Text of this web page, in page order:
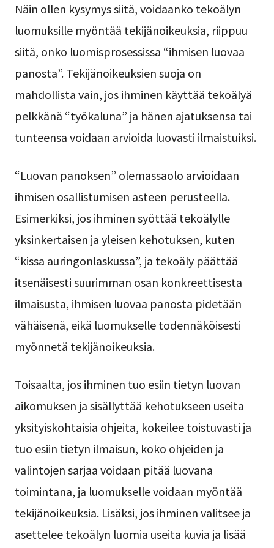
Näin ollen kysymys siitä, voidaanko tekoälyn
luomuksille myöntää tekijänoikeuksia, riippuu
siitä, onko luomisprosessissa “ihmisen luovaa
panosta”. Tekijänoikeuksien suoja on
mahdollista vain, jos ihminen käyttää tekoälyä
pelkkänä “työkaluna” ja hänen ajatuksensa tai
tunteensa voidaan arvioida luovasti ilmaistuiksi.
“Luovan panoksen” olemassaolo arvioidaan
ihmisen osallistumisen asteen perusteella.
Esimerkiksi, jos ihminen syöttää tekoälylle
yksinkertaisen ja yleisen kehotuksen, kuten
“kissa auringonlaskussa”, ja tekoäly päättää
itsenäisesti suurimman osan konkreettisesta
ilmaisusta, ihmisen luovaa panosta pidetään
vähäisenä, eikä luomukselle todennäköisesti
myönnetä tekijänoikeuksia.
Toisaalta, jos ihminen tuo esiin tietyn luovan
aikomuksen ja sisällyttää kehotukseen useita
yksityiskohtaisia ohjeita, kokeilee toistuvasti ja
tuo esiin tietyn ilmaisun, koko ohjeiden ja
valintojen sarjaa voidaan pitää luovana
toimintana, ja luomukselle voidaan myöntää
tekijänoikeuksia. Lisäksi, jos ihminen valitsee ja
asettelee tekoälyn luomia useita kuvia ja lisää